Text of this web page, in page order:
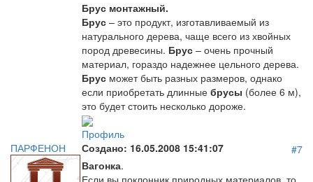
Брус монтажный.
Брус – это продукт, изготавливаемый из
натурального дерева, чаще всего из хвойных
пород древесины. Брус – очень прочный
материал, гораздо надежнее цельного дерева.
Брус может быть разных размеров, однако
если приобретать длинные брусы (более 6 м),
это будет стоить несколько дороже.
Профиль
ПАРФЕНОН
Создано: 16.05.2008 15:41:07
#7
Вагонка.
Если вы поклонник природных материалов, то